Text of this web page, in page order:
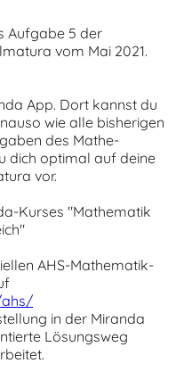
Aufgabe 5 der
vom Mai 2021.
App. Dort kannst du
wie alle bisherigen
des Mathe-
dich optimal auf deine
vor.
Kurses "Mathematik
AHS-Mathematik-
in der Miranda
Lösungsweg